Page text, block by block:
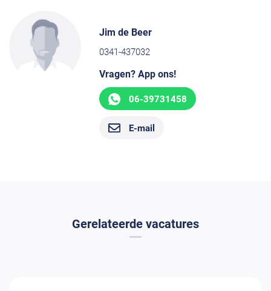
Jim de Beer
0341-437032
Vragen? App ons!
06-39731458
E-mail
Gerelateerde vacatures